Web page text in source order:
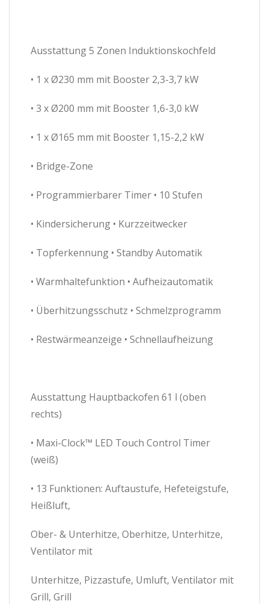
Ausstattung 5 Zonen Induktionskochfeld
• 1 x Ø230 mm mit Booster 2,3-3,7 kW
• 3 x Ø200 mm mit Booster 1,6-3,0 kW
• 1 x Ø165 mm mit Booster 1,15-2,2 kW
• Bridge-Zone
• Programmierbarer Timer • 10 Stufen
• Kindersicherung • Kurzzeitwecker
• Topferkennung • Standby Automatik
• Warmhaltefunktion • Aufheizautomatik
• Überhitzungsschutz • Schmelzprogramm
• Restwärmeanzeige • Schnellaufheizung
Ausstattung Hauptbackofen 61 l (oben
rechts)
• Maxi-Clock™ LED Touch Control Timer
(weiß)
• 13 Funktionen: Auftaustufe, Hefeteigstufe,
Heißluft,
Ober- & Unterhitze, Oberhitze, Unterhitze,
Ventilator mit
Unterhitze, Pizzastufe, Umluft, Ventilator mit
Grill, Grill